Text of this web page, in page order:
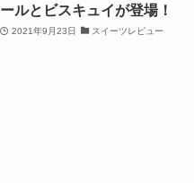
ールとビスキュイが登場！
2021年9月23日 スイーツレビュー